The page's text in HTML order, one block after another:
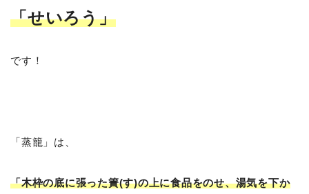
「せいろう」
です！
「蒸籠」は、
「木枠の底に張った簀(す)の上に食品をのせ、湯気を下か